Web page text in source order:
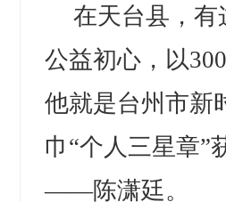
在天台县，有
公益初心，以
他就是台州市新
巾“个人三星章”
——陈潇廷。